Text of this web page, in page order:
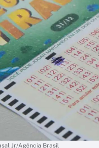
Jr/Agência Brasil